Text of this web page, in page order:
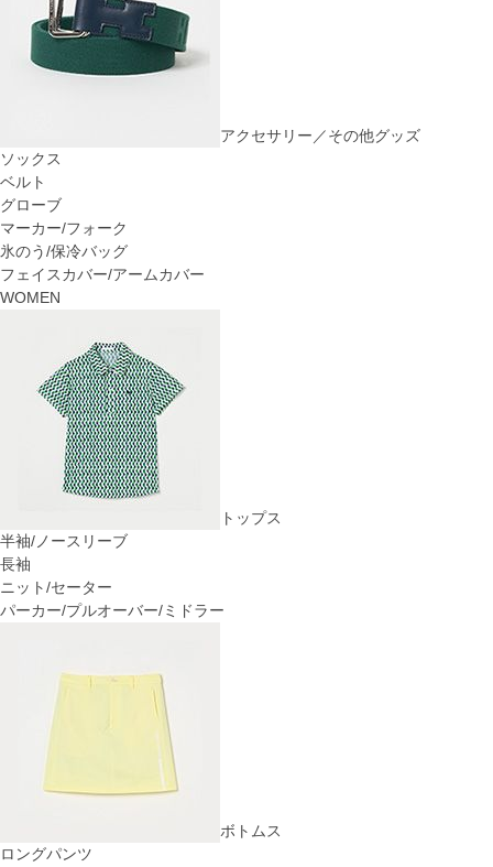
アクセサリー／その他グッズ
ソックス
ベルト
グローブ
マーカー/フォーク
氷のう/保冷バッグ
フェイスカバー/アームカバー
WOMEN
トップス
半袖/ノースリーブ
長袖
ニット/セーター
パーカー/プルオーバー/ミドラー
ボトムス
ロングパンツ